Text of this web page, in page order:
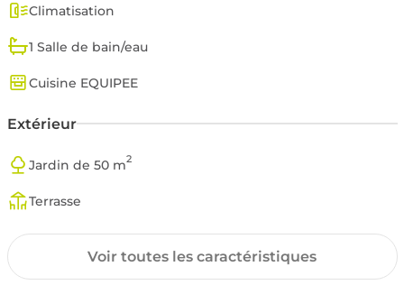
Climatisation
1 Salle de bain/eau
Cuisine EQUIPEE
Extérieur
Jardin de 50 m2
Terrasse
Surfaces annexes
Garage
Voir toutes les caractéristiques